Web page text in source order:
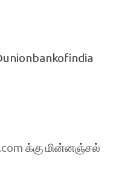
க்கு மின்னஞ்சல்